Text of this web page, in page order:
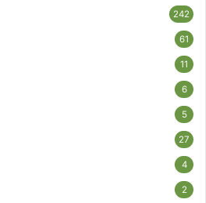
242
61
11
6
5
27
4
2